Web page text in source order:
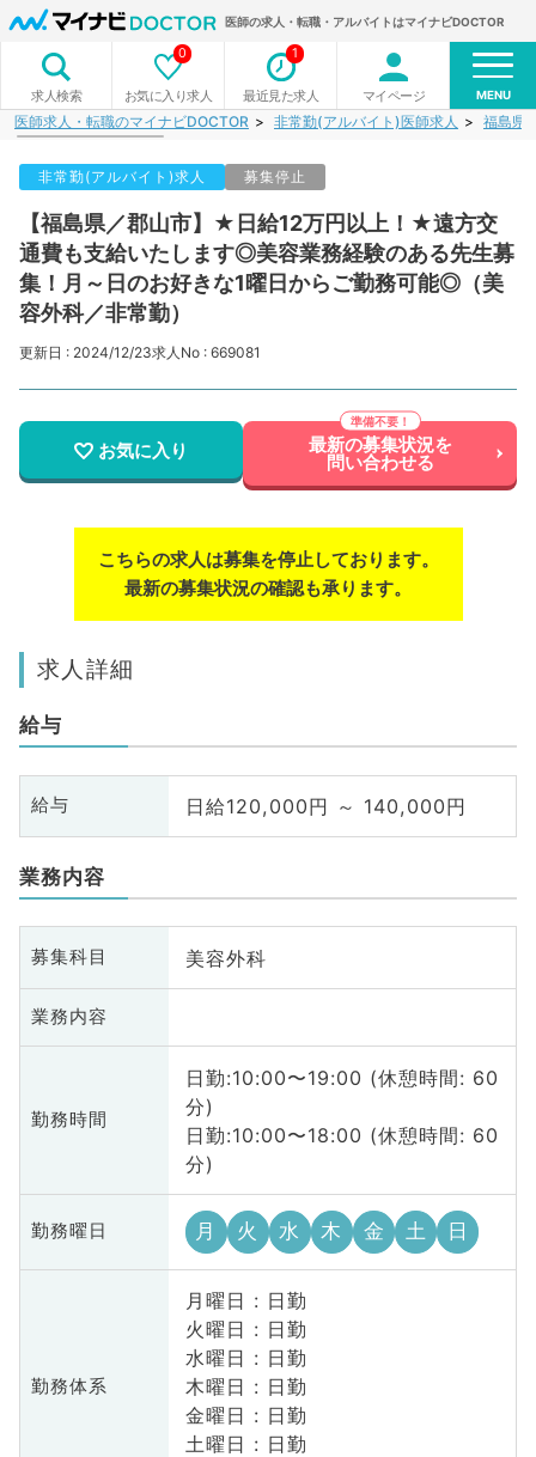
医師の求人・転職・アルバイトはマイナビDOCTOR
求人検索 お気に入り求人
0
最近見た求人
1
マイページ MENU
医師求人・転職のマイナビDOCTOR 非常勤(アルバイト)医師求人 福島県
非常勤(アルバイト)求人 募集停止
【福島県／郡山市】★日給12万円以上！★遠方交
通費も支給いたします◎美容業務経験のある先生募
集！月～日のお好きな1曜日からご勤務可能◎（美
容外科／非常勤）
更新日 : 2024/12/23求人No : 669081
お気に入り 最新の募集状況を
問い合わせる
こちらの求人は募集を停止しております。
最新の募集状況の確認も承ります。
求人詳細
給与
給与 日給120,000円 ～ 140,000円
業務内容
募集科目 美容外科
業務内容
勤務時間
日勤:10:00〜19:00 (休憩時間: 60
分)
日勤:10:00〜18:00 (休憩時間: 60
分)
勤務曜日 月 火 水 木 金 土 日
勤務体系
月曜日 : 日勤
火曜日 : 日勤
水曜日 : 日勤
木曜日 : 日勤
金曜日 : 日勤
土曜日 : 日勤